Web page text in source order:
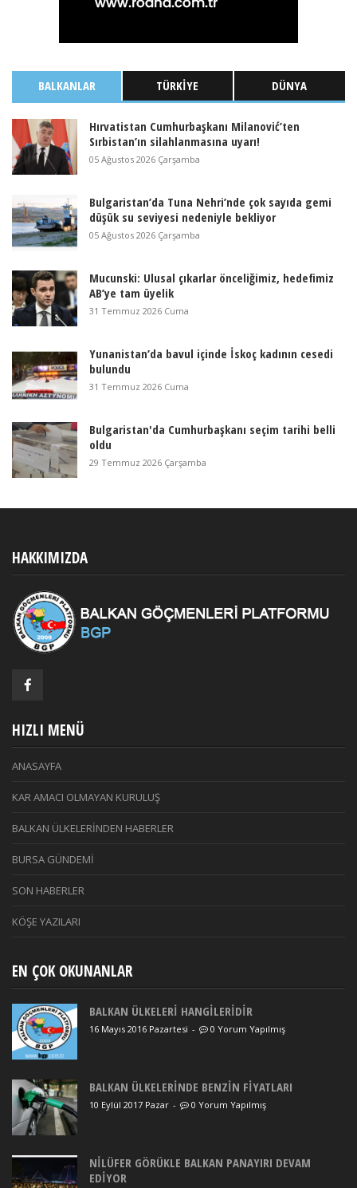
BALKANLAR TÜRKIYE DÜNYA
Hırvatistan Cumhurbaşkanı Milanović’ten
Sırbistan’ın silahlanmasına uyarı!
05 Ağustos 2026 Çarşamba
Bulgaristan’da Tuna Nehri’nde çok sayıda gemi
düşük su seviyesi nedeniyle bekliyor
05 Ağustos 2026 Çarşamba
Mucunski: Ulusal çıkarlar önceliğimiz, hedefimiz
AB’ye tam üyelik
31 Temmuz 2026 Cuma
Yunanistan’da bavul içinde İskoç kadının cesedi
bulundu
31 Temmuz 2026 Cuma
Bulgaristan'da Cumhurbaşkanı seçim tarihi belli
oldu
29 Temmuz 2026 Çarşamba
HAKKIMIZDA
HIZLI MENÜ
ANASAYFA
KAR AMACI OLMAYAN KURULUŞ
BALKAN ÜLKELERİNDEN HABERLER
BURSA GÜNDEMİ
SON HABERLER
KÖŞE YAZILARI
EN ÇOK OKUNANLAR
BALKAN ÜLKELERİ HANGİLERİDİR
16 Mayıs 2016 Pazartesi - 0 Yorum Yapılmış
BALKAN ÜLKELERİNDE BENZİN FİYATLARI
10 Eylül 2017 Pazar - 0 Yorum Yapılmış
NİLÜFER GÖRÜKLE BALKAN PANAYIRI DEVAM
EDİYOR